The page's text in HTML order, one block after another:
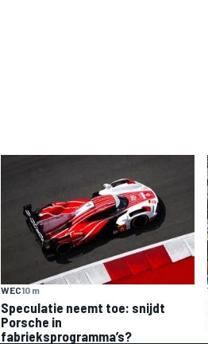
WEC10 m
Speculatie neemt toe: snijdt
Porsche in
fabrieksprogramma’s?